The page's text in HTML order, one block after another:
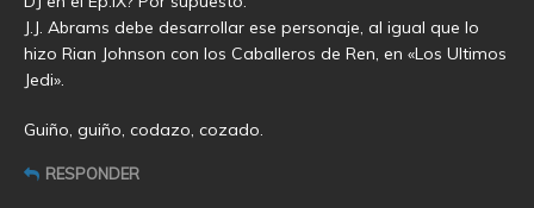
J.J. Abrams debe desarrollar ese personaje, al igual que lo
hizo Rian Johnson con los Caballeros de Ren, en «Los Ultimos
Jedi».
Guiño, guiño, codazo, cozado.
RESPONDER